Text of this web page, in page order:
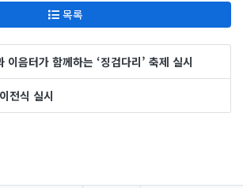
목록
이음터가 함께하는 ‘징검다리’ 축제 실시
전식 실시